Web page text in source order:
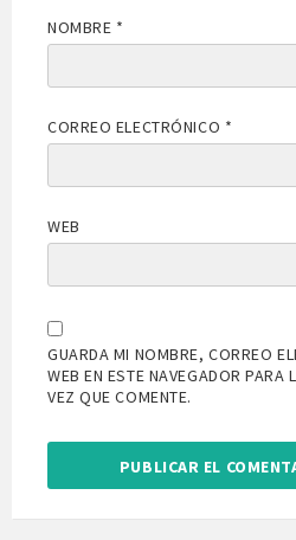
NOMBRE *
CORREO ELECTRÓNICO *
WEB
GUARDA MI NOMBRE, CORREO
WEB EN ESTE NAVEGADOR PARA
VEZ QUE COMENTE.